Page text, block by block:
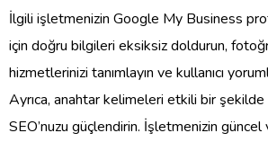
İlgili işletmenizin Google My Business
için doğru bilgileri eksiksiz doldurun,
hizmetlerinizi tanımlayın ve kullanıcı
Ayrıca, anahtar kelimeleri etkili bir
SEO’nuzu güçlendirin. İşletmenizin